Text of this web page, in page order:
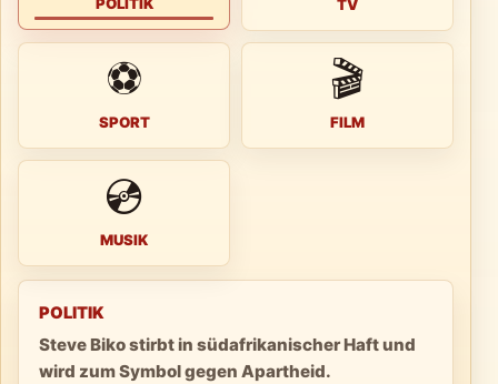
TV
⚽
SPORT
🎬
FILM
💿
MUSIK
POLITIK
Steve Biko stirbt in südafrikanischer Haft und
wird zum Symbol gegen Apartheid.